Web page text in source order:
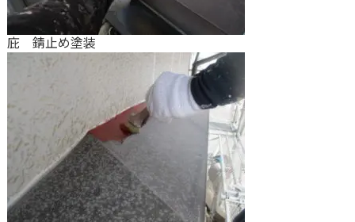
庇 錆止め塗装